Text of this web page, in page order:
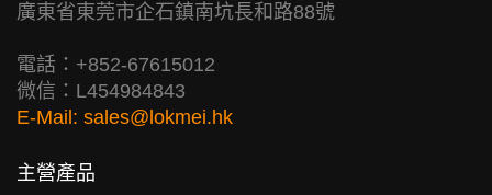
廣東省東莞市企石鎮南坑長和路88號
電話：+852-67615012
微信：L454984843
E-Mail: sales@lokmei.hk
主營產品